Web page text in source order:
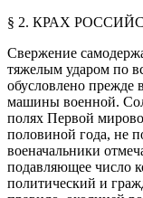
§ 2. КРАХ
Свержение
тяжелым ударом по
обусловлено прежде
машины военной.
полях Первой
половиной года, не
военачальники
подавляющее число
политический и